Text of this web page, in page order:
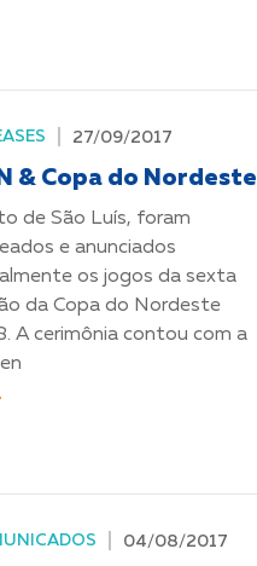
27/09/2017
& Copa do Nordeste
de São Luís, foram
e anunciados
os jogos da sexta
da Copa do Nordeste
A cerimônia contou com a
04/08/2017